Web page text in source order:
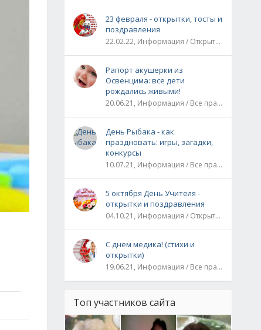
23 февраля - открытки, тосты и
поздравления
22.02.22, Информация / Открытки / Все праздники
Рапорт акушерки из
Освенцима: все дети
рождались живыми!
20.06.21, Информация / Все праздники / Рассказы и истории
День Рыбака - как
праздновать: игры, загадки,
конкурсы
10.07.21, Информация / Все праздники
5 октября День Учителя -
открытки и поздравления
04.10.21, Информация / Открытки / Все праздники
С днем медика! (стихи и
открытки)
19.06.21, Информация / Все праздники
Топ участников сайта